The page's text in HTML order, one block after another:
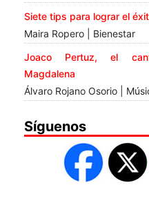
Siete tips para lograr el
Maira Ropero | Bienestar
Joaco Pertuz, el
Magdalena
Álvaro Rojano Osorio |
Síguenos